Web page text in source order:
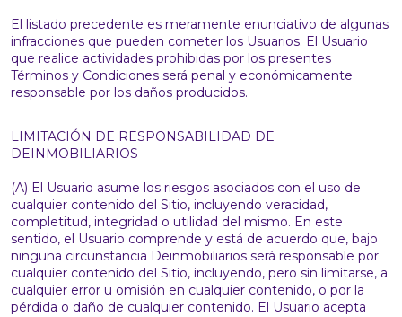
El listado precedente es meramente enunciativo de algunas
infracciones que pueden cometer los Usuarios. El Usuario
que realice actividades prohibidas por los presentes
Términos y Condiciones será penal y económicamente
responsable por los daños producidos.
LIMITACIÓN DE RESPONSABILIDAD DE
DEINMOBILIARIOS
(A) El Usuario asume los riesgos asociados con el uso de
cualquier contenido del Sitio, incluyendo veracidad,
completitud, integridad o utilidad del mismo. En este
sentido, el Usuario comprende y está de acuerdo que, bajo
ninguna circunstancia Deinmobiliarios será responsable por
cualquier contenido del Sitio, incluyendo, pero sin limitarse, a
cualquier error u omisión en cualquier contenido, o por la
pérdida o daño de cualquier contenido. El Usuario acepta